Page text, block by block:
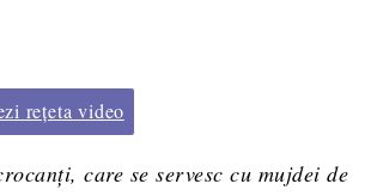
rețeta video
care se servesc cu mujdei de